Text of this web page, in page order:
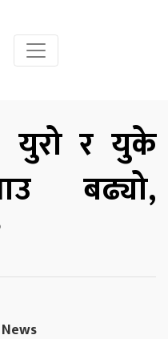
युरो र युके
बढ्यो,